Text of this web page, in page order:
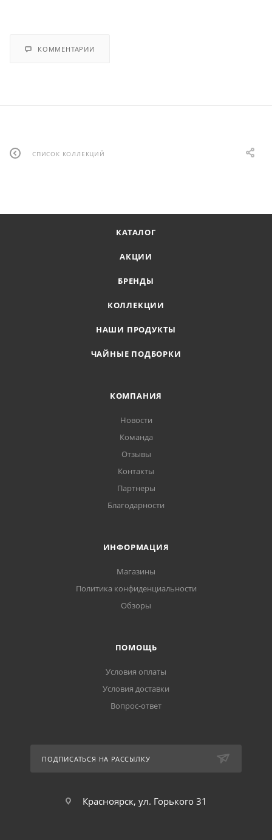
КОММЕНТАРИИ
СПИСОК КОЛЛЕКЦИЙ
КАТАЛОГ
АКЦИИ
БРЕНДЫ
КОЛЛЕКЦИИ
НАШИ ПРОДУКТЫ
ЧАЙНЫЕ ПОДБОРКИ
КОМПАНИЯ
Новости
Команда
Отзывы
Контакты
Партнеры
Благодарности
ИНФОРМАЦИЯ
Магазины
Политика конфиденциальности
Обзоры
ПОМОЩЬ
Условия оплаты
Условия доставки
Вопрос-ответ
ПОДПИСАТЬСЯ НА РАССЫЛКУ
Красноярск, ул. Горького 31